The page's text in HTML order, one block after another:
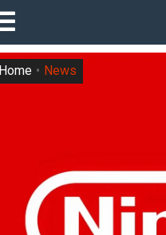
Home News